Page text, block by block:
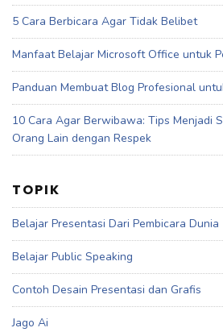
5 Cara Berbicara Agar Tidak Belibet
Manfaat Belajar Microsoft Office untuk
Panduan Membuat Blog Profesional
10 Cara Agar Berwibawa: Tips Menjadi
Orang Lain dengan Respek
TOPIK
Belajar Presentasi Dari Pembicara Dunia
Belajar Public Speaking
Contoh Desain Presentasi dan Grafis
Jago Ai